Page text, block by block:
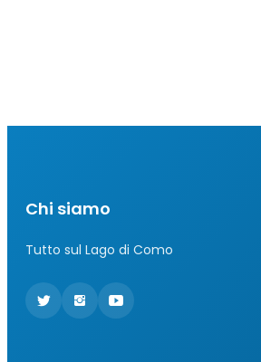
Chi siamo
Tutto sul Lago di Como